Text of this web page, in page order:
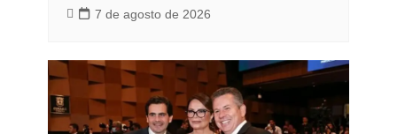
7 de agosto de 2026